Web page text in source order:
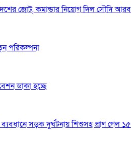
জোট, কমান্ডার নিয়োগ দিল সৌদি আরব
পরিকল্পনা
ডাকা হচ্ছে
সড়ক দুর্ঘটনায় শিশুসহ প্রাণ গেল ১৫